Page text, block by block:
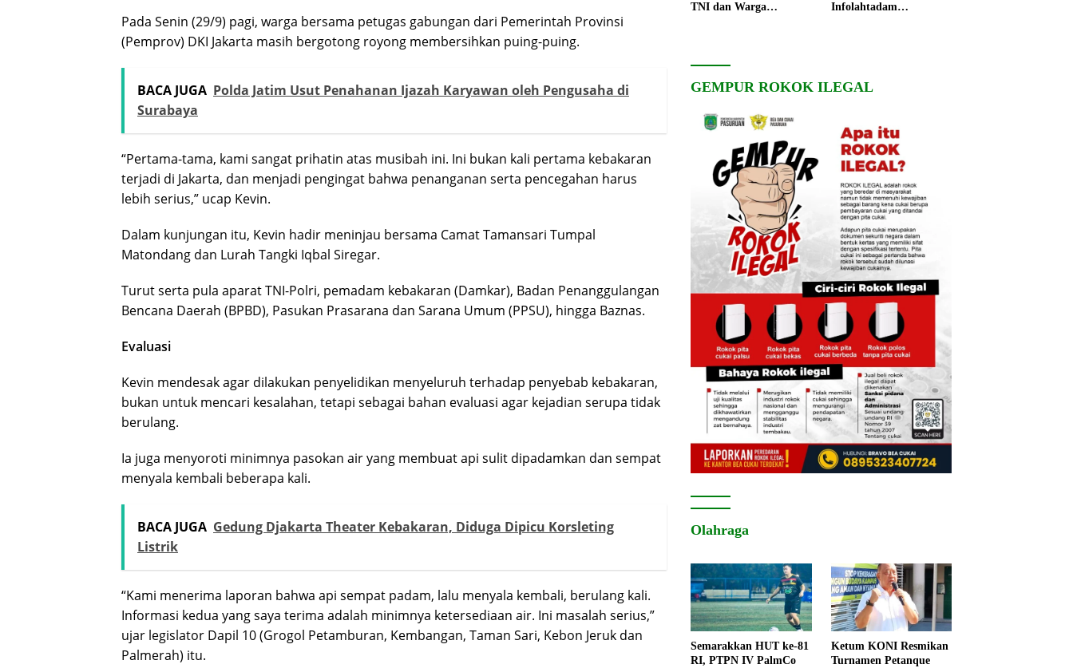
Pada Senin (29/9) pagi, warga bersama petugas gabungan dari Pemerintah Provinsi
(Pemprov) DKI Jakarta masih bergotong royong membersihkan puing-puing.
BACA JUGA Polda Jatim Usut Penahanan Ijazah Karyawan oleh Pengusaha di
Surabaya
“Pertama-tama, kami sangat prihatin atas musibah ini. Ini bukan kali pertama kebakaran
terjadi di Jakarta, dan menjadi pengingat bahwa penanganan serta pencegahan harus
lebih serius,” ucap Kevin.
Dalam kunjungan itu, Kevin hadir meninjau bersama Camat Tamansari Tumpal
Matondang dan Lurah Tangki Iqbal Siregar.
Turut serta pula aparat TNI-Polri, pemadam kebakaran (Damkar), Badan Penanggulangan
Bencana Daerah (BPBD), Pasukan Prasarana dan Sarana Umum (PPSU), hingga Baznas.
Evaluasi
Kevin mendesak agar dilakukan penyelidikan menyeluruh terhadap penyebab kebakaran,
bukan untuk mencari kesalahan, tetapi sebagai bahan evaluasi agar kejadian serupa tidak
berulang.
Ia juga menyoroti minimnya pasokan air yang membuat api sulit dipadamkan dan sempat
menyala kembali beberapa kali.
BACA JUGA Gedung Djakarta Theater Kebakaran, Diduga Dipicu Korsleting
Listrik
“Kami menerima laporan bahwa api sempat padam, lalu menyala kembali, berulang kali.
Informasi kedua yang saya terima adalah minimnya ketersediaan air. Ini masalah serius,”
ujar legislator Dapil 10 (Grogol Petamburan, Kembangan, Taman Sari, Kebon Jeruk dan
Palmerah) itu.
TNI dan Warga
Infolahtadam
GEMPUR ROKOK ILEGAL
Olahraga
Semarakkan HUT ke-81
RI, PTPN IV PalmCo
Ketum KONI Resmikan
Turnamen Petanque